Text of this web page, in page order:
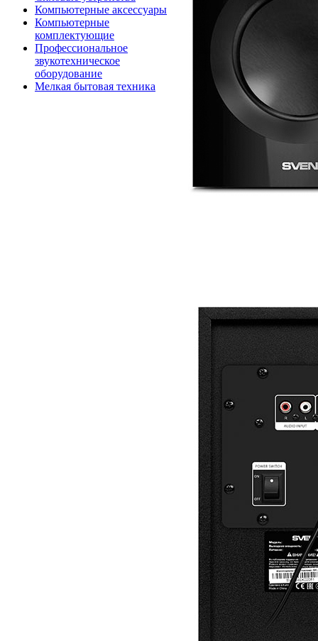
Компьютерные аксессуары
Компьютерные
комплектующие
Профессиональное
звукотехническое
оборудование
Мелкая бытовая техника